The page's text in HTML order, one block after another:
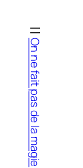
contenu
On ne fait pas de la magie